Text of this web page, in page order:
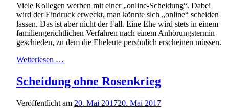
Viele Kollegen werben mit einer „online-Scheidung“. Dabei
wird der Eindruck erweckt, man könnte sich „online“ scheiden
lassen. Das ist aber nicht der Fall. Eine Ehe wird stets in einem
familiengerichtlichen Verfahren nach einem Anhörungstermin
geschieden, zu dem die Eheleute persönlich erscheinen müssen.
Weiterlesen …
Scheidung ohne Rosenkrieg
Veröffentlicht am 20. Mai 201720. Mai 2017